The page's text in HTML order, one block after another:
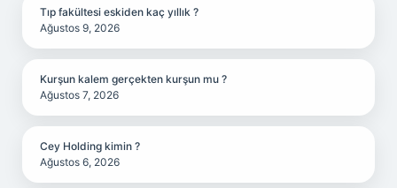
Tıp fakültesi eskiden kaç yıllık ?
Ağustos 9, 2026
Kurşun kalem gerçekten kurşun mu ?
Ağustos 7, 2026
Cey Holding kimin ?
Ağustos 6, 2026